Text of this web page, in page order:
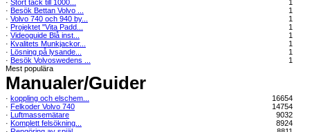
· Stort tack till 1000...
1
· Besök Bettan Volvo ...
1
· Volvo 740 och 940 by...
1
· Projektet "Vita Padd...
1
· Videoguide Blå inst...
1
· Kvalitets Munkjackor...
1
· Lösning på lysande...
1
· Besök Volvoswedens ...
1
Mest populära
Manualer/Guider
· koppling och elschem...
16654
· Felkoder Volvo 740
14754
· Luftmassemätare
9032
· Komplett felsökning...
8924